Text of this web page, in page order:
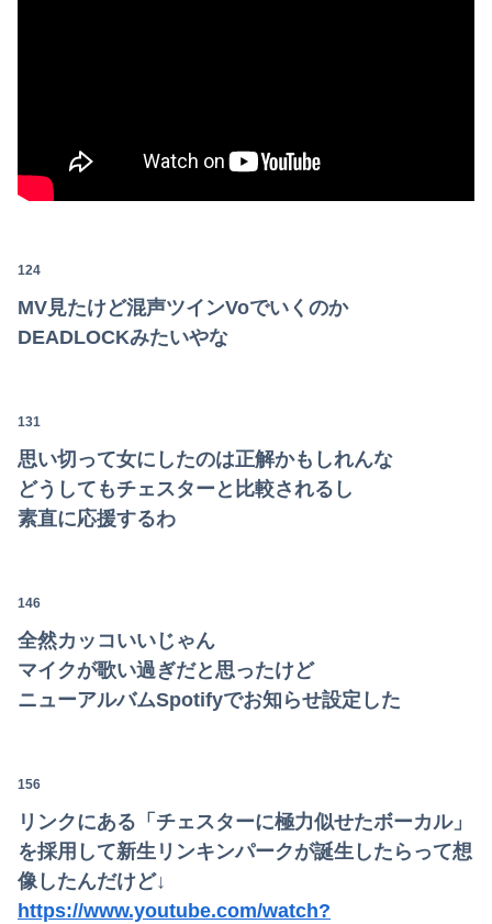
124
MV見たけど混声ツインVoでいくのか
DEADLOCKみたいやな
131
思い切って女にしたのは正解かもしれんな
どうしてもチェスターと比較されるし
素直に応援するわ
146
全然カッコいいじゃん
マイクが歌い過ぎだと思ったけど
ニューアルバムSpotifyでお知らせ設定した
156
リンクにある「チェスターに極力似せたボーカル」
を採用して新生リンキンパークが誕生したらって想
像したんだけど↓
https://www.youtube.com/watch?